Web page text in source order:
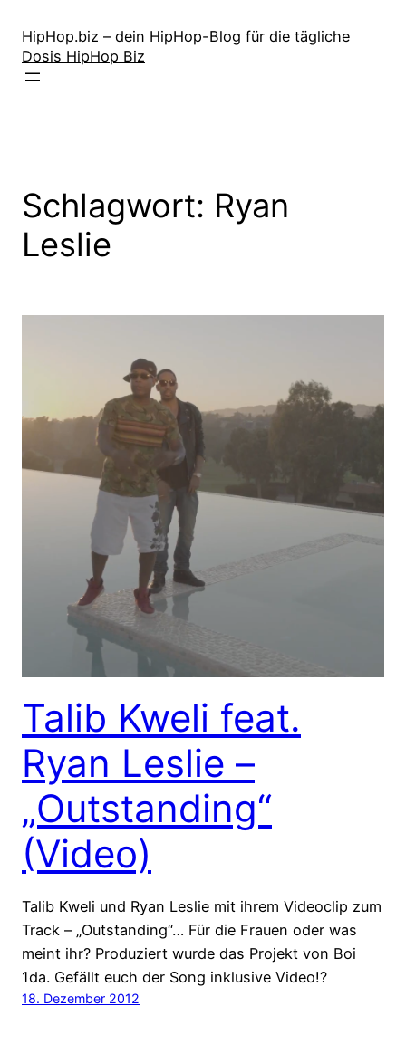
Inhalt
springen
HipHop.biz – dein HipHop-Blog für die tägliche
Dosis HipHop Biz
Schlagwort: Ryan
Leslie
Talib Kweli feat.
Ryan Leslie –
„Outstanding“
(Video)
Talib Kweli und Ryan Leslie mit ihrem Videoclip zum
Track – „Outstanding“… Für die Frauen oder was
meint ihr? Produziert wurde das Projekt von Boi
1da. Gefällt euch der Song inklusive Video!?
18. Dezember 2012